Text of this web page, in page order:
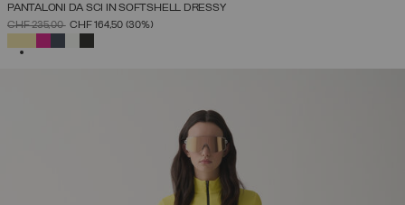
PANTALONI DA SCI IN SOFTSHELL DRESSY
PREZZO RIDOTTO DA
CHF 235,00ACHF 164,50 (30%)